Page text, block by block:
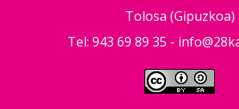
Tolosa (Gipuzkoa)
Tel: 943 69 89 35 -